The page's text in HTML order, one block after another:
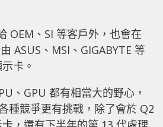
OEM、SI 等客戶外，也會在
ASUS、MSI、GIGABYTE 等
卡。
、GPU 都有相當大的野心，
種競爭更有挑戰，除了會於 Q2